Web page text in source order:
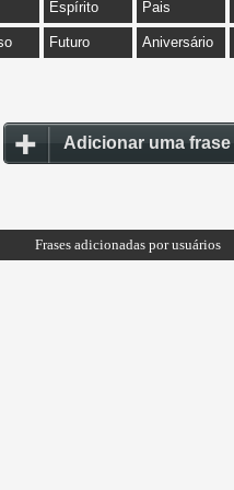
Espírito Pais
Futuro Aniversário
Adicionar uma frase
Frases adicionadas por usuários